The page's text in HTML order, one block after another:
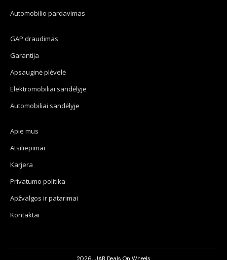
Automobilio pardavimas
GAP draudimas
Garantija
Apsauginė plėvelė
Elektromobiliai sandėlyje
Automobiliai sandėlyje
Apie mus
Atsiliepimai
Karjera
Privatumo politika
Apžvalgos ir patarimai
Kontaktai
2026, UAB Deals On Wheels